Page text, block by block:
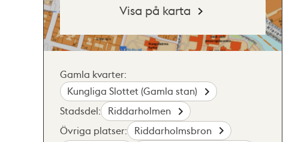
Visa på karta
Gamla kvarter:
Kungliga Slottet (Gamla stan)
Stadsdel:
Riddarholmen
Övriga platser:
Riddarholmsbron